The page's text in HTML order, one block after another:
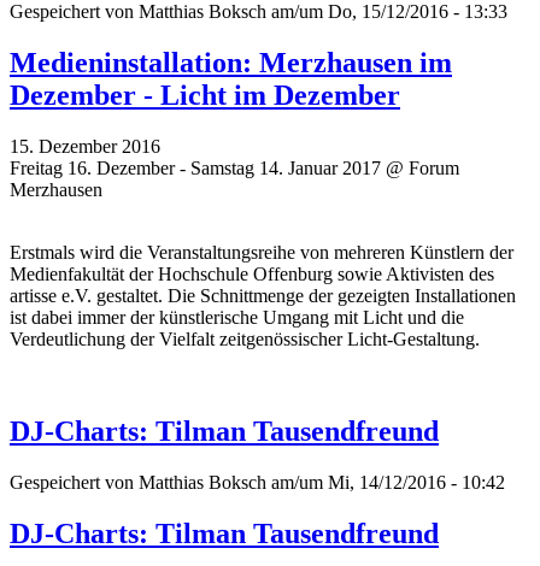
Gespeichert von Matthias Boksch am/um Do, 15/12/2016 - 13:33
Medieninstallation: Merzhausen im
Dezember - Licht im Dezember
15. Dezember 2016
Freitag 16. Dezember - Samstag 14. Januar 2017 @ Forum
Merzhausen
Erstmals wird die Veranstaltungsreihe von mehreren Künstlern der
Medienfakultät der Hochschule Offenburg sowie Aktivisten des
artisse e.V. gestaltet. Die Schnittmenge der gezeigten Installationen
ist dabei immer der künstlerische Umgang mit Licht und die
Verdeutlichung der Vielfalt zeitgenössischer Licht-Gestaltung.
DJ-Charts: Tilman Tausendfreund
Gespeichert von Matthias Boksch am/um Mi, 14/12/2016 - 10:42
DJ-Charts: Tilman Tausendfreund